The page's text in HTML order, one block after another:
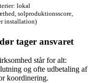
lokal
solproduktionsscore,
installation)
tager ansvaret
står for alt:
og ofte udbetaling af
koordinering.